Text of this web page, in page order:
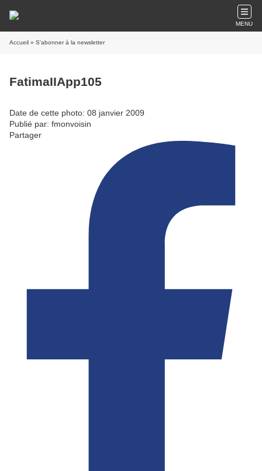
MENU
Accueil » S'abonner à la newsletter
FatimaIIApp105
Date de cette photo: 08 janvier 2009
Publié par: fmonvoisin
Partager